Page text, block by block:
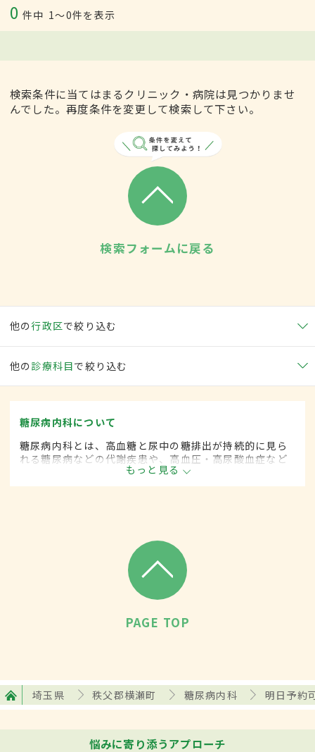
0 件中 1〜0件を表示
検索条件に当てはまるクリニック・病院は見つかりませ
んでした。再度条件を変更して検索して下さい。
検索フォームに戻る
他の行政区で絞り込む
他の 診療科目で絞り込む
糖尿病内科について
糖尿病内科とは、高血糖と尿中の糖排出が持続的に見ら
れる糖尿病などの代謝疾患や、高血圧・高尿酸血症など
生活習慣病を専門的に取り扱う内科の一領域です。
もっと見る
PAGE TOP
埼玉県 秩父郡横瀬町 糖尿病内科 明日予約
悩みに寄り添うアプローチ